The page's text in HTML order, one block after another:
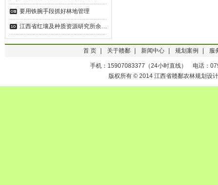
要用铁腕手段抓好林地管理
江西省红壤及种质资源研究所余…
首 页 关于赣鄱 新闻中心 规划案例 服
手机：15907083377（24小时直线） 电话：
版权所有 © 2014 江西省赣鄱农林规划